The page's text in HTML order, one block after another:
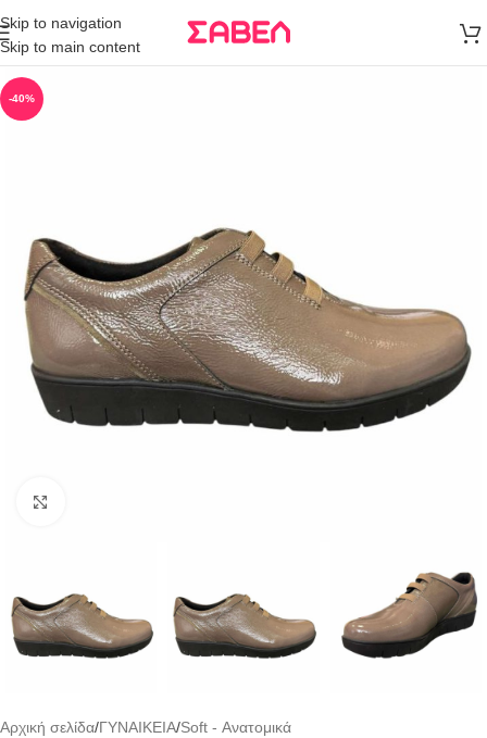
Skip to navigation
Skip to main content
άνω των 80€
Παραγγελία
-40%
Αρχική σελίδα/ΓΥΝΑΙΚΕΙΑ/Soft - Ανατομικά